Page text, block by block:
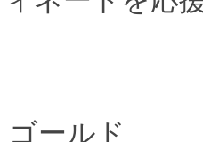
ールド